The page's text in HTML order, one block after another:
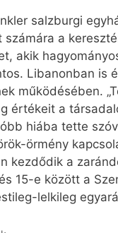
salzburgi
számára a
akik
Libanonban is
működésében.
értékeit a
hiába tette
örmény
kezdődik a
15-e között a
lelkileg